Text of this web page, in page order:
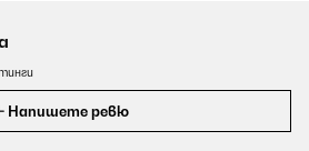
Напишете ревю